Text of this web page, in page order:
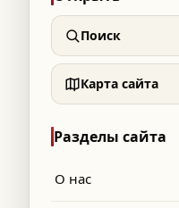
and embedded content
Daily Beirut is
of third-party sites.
advertisements
do not reflect editorial
Поиск
Карта сайта
Разделы сайта
О нас